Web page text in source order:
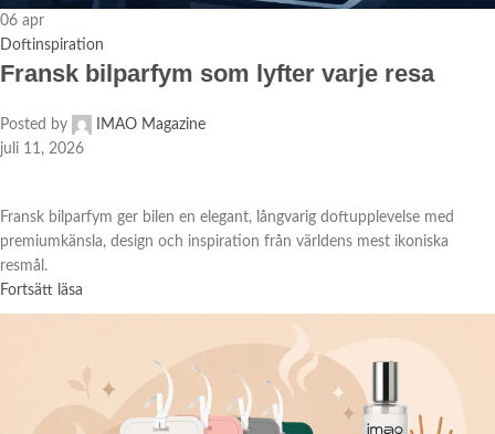
06 apr
Doftinspiration
Fransk bilparfym som lyfter varje resa
Posted by
IMAO Magazine
juli 11, 2026
Fransk bilparfym ger bilen en elegant, långvarig doftupplevelse med
premiumkänsla, design och inspiration från världens mest ikoniska
resmål.
Fortsätt läsa